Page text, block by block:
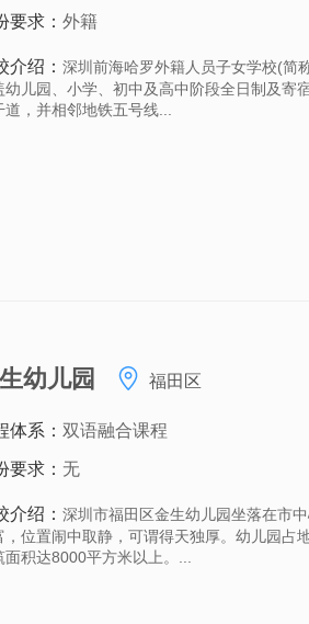
要求： 外籍
介绍： 深圳前海哈罗外籍人员子女学校(简
幼儿园、小学、初中及高中阶段全日制及寄
道，并相邻地铁五号线...
幼儿园 福田区
体系： 双语融合课程
要求： 无
介绍： 深圳市福田区金生幼儿园坐落在市
，位置闹中取静，可谓得天独厚。幼儿园占
面积达8000平方米以上。...